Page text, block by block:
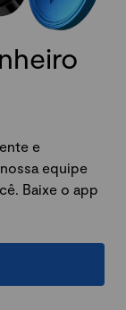
e
equipe
Baixe o app